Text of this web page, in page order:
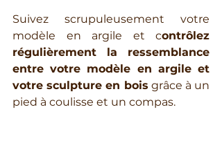
Suivez scrupuleusement votre
modèle en argile et c
régulièrement la ressemblance
entre votre modèle en argile et
votre sculpture en bois grâce à un
pied à coulisse et un compas.